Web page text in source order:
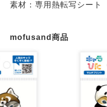
素材：専用熱転写シート
mofusand商品